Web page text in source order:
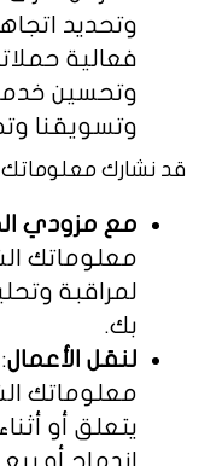
وتحديد
فعالية
وتحسين
وتسويقنا
قد نشارك
مع مزودي
معلوماتك
لمراقبة
بك.
لنقل الأعمال
معلوماتك
يتعلق أو
اندماج أو